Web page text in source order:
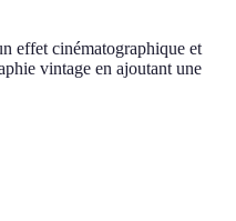
effet cinématographique et
vintage en ajoutant une